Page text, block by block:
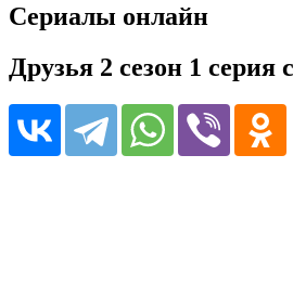
Сериалы онлайн
Друзья 2 сезон 1 серия